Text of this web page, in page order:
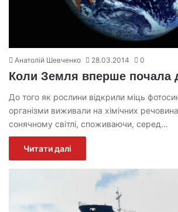
Анатолій Шевченко 28.03.2014 0
Коли Земля вперше почала
До того як рослини відкрили міць
організми виживали на хімічних
сонячному світлі, споживаючи, серед…
Читати далі